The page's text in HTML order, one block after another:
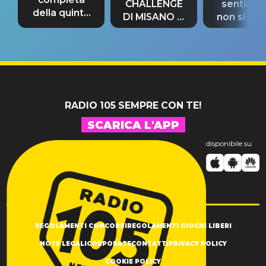
della quinta
tappa
CHALLENGE
DI MISANO si
riconferma
non si
fino alla
RADIO 105 SEMPRE CON TE!
SCARICA L'APP
disponibile su
REGOLAMENTI CONCORSIREGOLAMENTI GIOCHI LIBERI
NOTE LEGALICORPORATECONTATTIPRIVACY POLICY
COOKIE POLICY